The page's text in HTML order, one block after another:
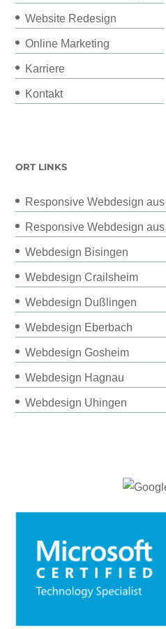
Website Redesign
Online Marketing
Karriere
Kontakt
ORT LINKS
Responsive Webdesign
Responsive Webdesign
Webdesign Bisingen
Webdesign Crailsheim
Webdesign Dußlingen
Webdesign Eberbach
Webdesign Gosheim
Webdesign Hagnau
Webdesign Uhingen